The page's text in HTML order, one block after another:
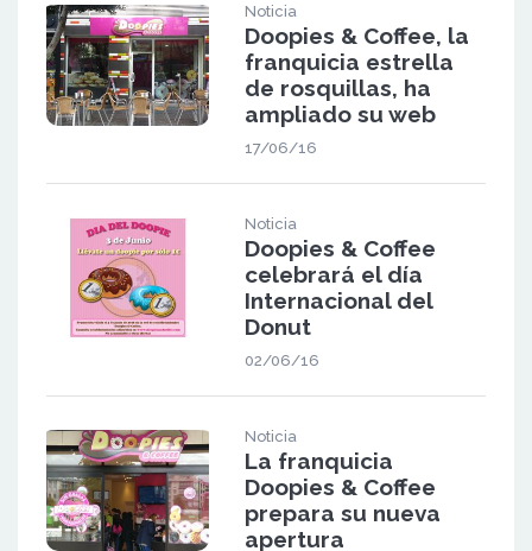
Noticia
Doopies & Coffee, la
franquicia estrella
de rosquillas, ha
ampliado su web
17/06/16
Noticia
Doopies & Coffee
celebrará el día
Internacional del
Donut
02/06/16
Noticia
La franquicia
Doopies & Coffee
prepara su nueva
apertura